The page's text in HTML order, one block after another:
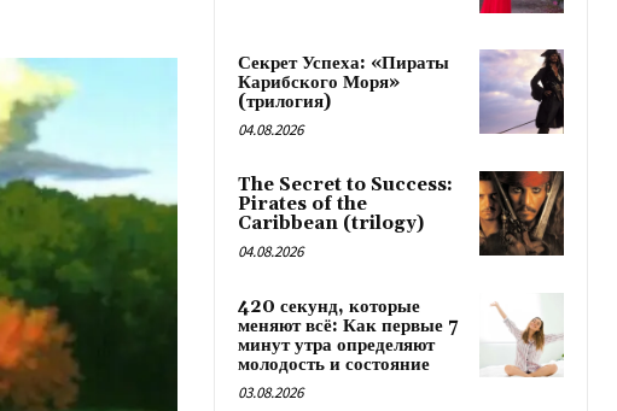
Секрет Успеха: «Пираты
Карибского Моря»
(трилогия)
04.08.2026
The Secret to Success:
Pirates of the
Caribbean (trilogy)
04.08.2026
420 секунд, которые
меняют всё: Как первые 7
минут утра определяют
молодость и состояние
03.08.2026